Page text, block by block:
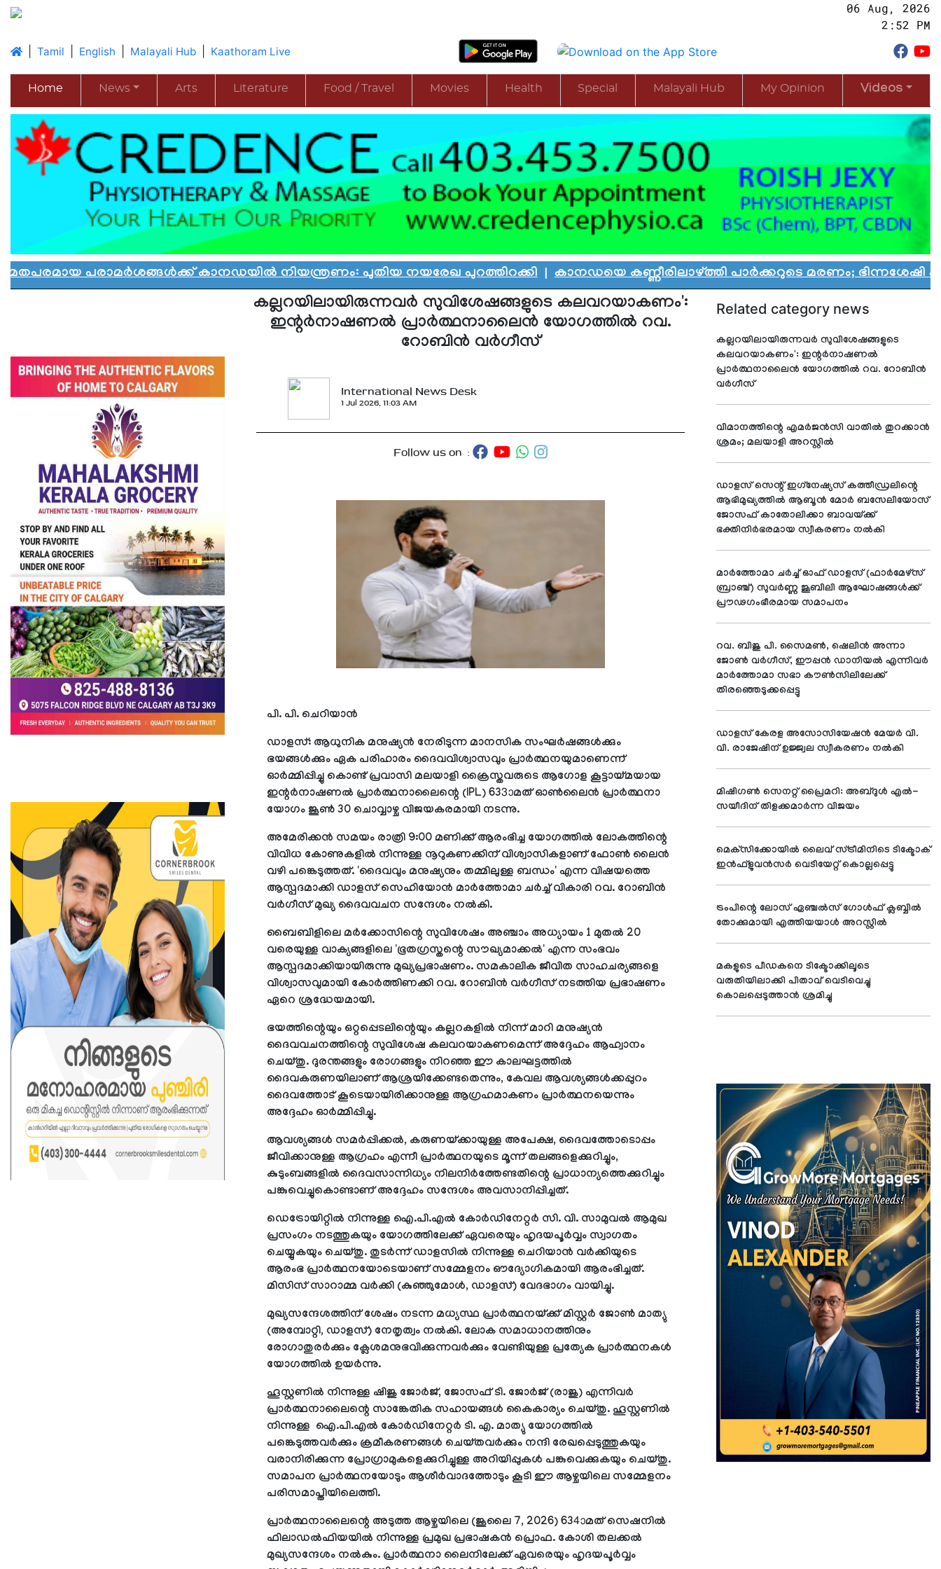
06 Aug, 2026
2:52 PM
|Tamil English Malayali Hub Kaathoram Live
Home News Arts Literature Food / Travel Movies Health Special Malayali Hub My Opinion Videos
കാനഡയിൽ നിയന്ത്രണം: പുതിയ നയരേഖ പുറത്തിറക്കി|കാനഡയെ കണ്ണീരിലാഴ്ത്തി പാർക്കറുടെ മരണം; ഭിന്നശേഷി
കല്ലറയിലായിരുന്നവര്‍ സുവിശേഷങ്ങളുടെ കലവറയാകണം':
ഇന്റര്‍നാഷണല്‍ പ്രാര്‍ത്ഥനാലൈന്‍ യോഗത്തില്‍ റവ.
റോബിന്‍ വര്‍ഗീസ്
International News Desk
1 Jul 2026, 11:03 AM
Follow us on :
പി. പി. ചെറിയാന്‍
ഡാളസ്: ആധുനിക മനുഷ്യന്‍ നേരിടുന്ന മാനസിക സംഘര്‍ഷങ്ങള്‍ക്കും
ഭയങ്ങള്‍ക്കും ഏക പരിഹാരം ദൈവവിശ്വാസവും പ്രാര്‍ത്ഥനയുമാണെന്ന്
ഓര്‍മ്മിപ്പിച്ചു കൊണ്ട് പ്രവാസി മലയാളി ക്രൈസ്തവരുടെ ആഗോള കൂട്ടായ്മയായ
ഇന്റര്‍നാഷണല്‍ പ്രാര്‍ത്ഥനാലൈന്റെ (IPL) 633ാമത് ഓണ്‍ലൈന്‍ പ്രാര്‍ത്ഥനാ
യോഗം ജൂണ്‍ 30 ചൊവ്വാഴ്ച വിജയകരമായി നടന്നു.
അമേരിക്കന്‍ സമയം രാത്രി 9:00 മണിക്ക് ആരംഭിച്ച യോഗത്തില്‍ ലോകത്തിന്റെ
വിവിധ കോണുകളില്‍ നിന്നുള്ള നൂറുകണക്കിന് വിശ്വാസികളാണ് ഫോണ്‍ ലൈന്‍
വഴി പങ്കെടുത്തത്. 'ദൈവവും മനുഷ്യനും തമ്മിലുള്ള ബന്ധം' എന്ന വിഷയത്തെ
ആസ്പദമാക്കി ഡാളസ് സെഹിയോന്‍ മാര്‍ത്തോമാ ചര്‍ച്ച് വികാരി റവ. റോബിന്‍
വര്‍ഗീസ് മുഖ്യ ദൈവവചന സന്ദേശം നല്‍കി.
ബൈബിളിലെ മര്‍ക്കോസിന്റെ സുവിശേഷം അഞ്ചാം അധ്യായം 1 മുതല്‍ 20
വരെയുള്ള വാക്യങ്ങളിലെ 'ഭൂതഗ്രസ്തന്റെ സൗഖ്യമാക്കല്‍' എന്ന സംഭവം
ആസ്പദമാക്കിയായിരുന്നു മുഖ്യപ്രഭാഷണം. സമകാലിക ജീവിത സാഹചര്യങ്ങളെ
വിശ്വാസവുമായി കോര്‍ത്തിണക്കി റവ. റോബിന്‍ വര്‍ഗീസ് നടത്തിയ പ്രഭാഷണം
ഏറെ ശ്രദ്ധേയമായി.
ഭയത്തിന്റെയും ഒറ്റപ്പെടലിന്റെയും കല്ലറകളില്‍ നിന്ന് മാറി മനുഷ്യന്‍
ദൈവവചനത്തിന്റെ സുവിശേഷ കലവറയാകണമെന്ന് അദ്ദേഹം ആഹ്വാനം
ചെയ്തു. ദുരന്തങ്ങളും രോഗങ്ങളും നിറഞ്ഞ ഈ കാലഘട്ടത്തില്‍
ദൈവകരുണയിലാണ് ആശ്രയിക്കേണ്ടതെന്നും, കേവല ആവശ്യങ്ങള്‍ക്കപ്പുറം
ദൈവത്തോട് കൂടെയായിരിക്കാനുള്ള ആഗ്രഹമാകണം പ്രാര്‍ത്ഥനയെന്നും
അദ്ദേഹം ഓര്‍മ്മിപ്പിച്ചു.
ആവശ്യങ്ങള്‍ സമര്‍പ്പിക്കല്‍, കരുണയ്ക്കായുള്ള അപേക്ഷ, ദൈവത്തോടൊപ്പം
ജീവിക്കാനുള്ള ആഗ്രഹം എന്നീ പ്രാര്‍ത്ഥനയുടെ മൂന്ന് തലങ്ങളെക്കുറിച്ചും,
കുടുംബങ്ങളില്‍ ദൈവസാന്നിധ്യം നിലനിര്‍ത്തേണ്ടതിന്റെ പ്രാധാന്യത്തെക്കുറിച്ചും
പങ്കുവെച്ചുകൊണ്ടാണ് അദ്ദേഹം സന്ദേശം അവസാനിപ്പിച്ചത്.
ഡെട്രോയിറ്റില്‍ നിന്നുള്ള ഐ.പി.എല്‍ കോര്‍ഡിനേറ്റര്‍ സി. വി. സാമുവല്‍ ആമുഖ
പ്രസംഗം നടത്തുകയും യോഗത്തിലേക്ക് ഏവരെയും ഹൃദയപൂര്‍വ്വം സ്വാഗതം
ചെയ്യുകയും ചെയ്തു. തുടര്‍ന്ന് ഡാളസില്‍ നിന്നുള്ള ചെറിയാന്‍ വര്‍ക്കിയുടെ
ആരംഭ പ്രാര്‍ത്ഥനയോടെയാണ് സമ്മേളനം ഔദ്യോഗികമായി ആരംഭിച്ചത്.
മിസിസ് സാറാമ്മ വര്‍ക്കി (കുഞ്ഞുമോള്‍, ഡാളസ്) വേദഭാഗം വായിച്ചു.
മുഖ്യസന്ദേശത്തിന് ശേഷം നടന്ന മധ്യസ്ഥ പ്രാര്‍ത്ഥനയ്ക്ക് മിസ്റ്റര്‍ ജോണ്‍ മാത്യു
(അമ്പോറ്റി, ഡാളസ്) നേതൃത്വം നല്‍കി. ലോക സമാധാനത്തിനും
രോഗാതുരര്‍ക്കും ക്ലേശമനുഭവിക്കുന്നവര്‍ക്കും വേണ്ടിയുള്ള പ്രത്യേക പ്രാര്‍ത്ഥനകള്‍
യോഗത്തില്‍ ഉയര്‍ന്നു.
ഹൂസ്റ്റണില്‍ നിന്നുള്ള ഷിജു ജോര്‍ജ്, ജോസഫ് ടി. ജോര്‍ജ് (രാജു) എന്നിവര്‍
പ്രാര്‍ത്ഥനാലൈന്റെ സാങ്കേതിക സഹായങ്ങള്‍ കൈകാര്യം ചെയ്തു. ഹൂസ്റ്റണില്‍
നിന്നുള്ള ഐ.പി.എല്‍ കോര്‍ഡിനേറ്റര്‍ ടി. എ. മാത്യു യോഗത്തില്‍
പങ്കെടുത്തവര്‍ക്കും ക്രമീകരണങ്ങള്‍ ചെയ്തവര്‍ക്കും നന്ദി രേഖപ്പെടുത്തുകയും
വരാനിരിക്കുന്ന പ്രോഗ്രാമുകളെക്കുറിച്ചുള്ള അറിയിപ്പുകള്‍ പങ്കുവെക്കുകയും ചെയ്തു.
സമാപന പ്രാര്‍ത്ഥനയോടും ആശീര്‍വാദത്തോടും കൂടി ഈ ആഴ്ചയിലെ സമ്മേളനം
പരിസമാപ്തിയിലെത്തി.
പ്രാര്‍ത്ഥനാലൈന്റെ അടുത്ത ആഴ്ചയിലെ (ജൂലൈ 7, 2026) 634ാമത് സെഷനില്‍
ഫിലാഡല്‍ഫിയയില്‍ നിന്നുള്ള പ്രമുഖ പ്രഭാഷകന്‍ പ്രൊഫ. കോശി തലക്കല്‍
മുഖ്യസന്ദേശം നല്‍കും. പ്രാര്‍ത്ഥനാ ലൈനിലേക്ക് ഏവരെയും ഹൃദയപൂര്‍വ്വം
Related category news
കല്ലറയിലായിരുന്നവര്‍ സുവിശേഷങ്ങളുടെ
കലവറയാകണം': ഇന്റര്‍നാഷണല്‍
പ്രാര്‍ത്ഥനാലൈന്‍ യോഗത്തില്‍ റവ. റോബിന്‍
വര്‍ഗീസ്
വിമാനത്തിന്റെ എമര്‍ജന്‍സി വാതില്‍ തുറക്കാന്‍
ശ്രമം; മലയാളി അറസ്റ്റില്‍
ഡാളസ് സെന്റ് ഇഗ്‌നേഷ്യസ് കത്തീഡ്രലിന്റെ
ആഭിമുഖ്യത്തില്‍ ആബൂന്‍ മോര്‍ ബസേലിയോസ്
ജോസഫ് കാതോലിക്കാ ബാവയ്ക്ക്
ഭക്തിനിര്‍ഭരമായ സ്വീകരണം നല്‍കി
മാര്‍ത്തോമാ ചര്‍ച്ച് ഓഫ് ഡാളസ് (ഫാര്‍മേഴ്സ്
ബ്രാഞ്ച്) സുവര്‍ണ്ണ ജൂബിലി ആഘോഷങ്ങള്‍ക്ക്
പ്രൗഢഗംഭീരമായ സമാപനം
റവ. ബിജു പി. സൈമണ്‍, ഷെലിന്‍ അന്നാ
ജോണ്‍ വര്‍ഗീസ്, ഈപ്പന്‍ ഡാനിയല്‍ എന്നിവര്‍
മാര്‍ത്തോമാ സഭാ കൗണ്‍സിലിലേക്ക്
തിരഞ്ഞെടുക്കപ്പെട്ടു
ഡാളസ് കേരള അസോസിയേഷന്‍ മേയര്‍ വി.
വി. രാജേഷിന് ഉജ്ജ്വല സ്വീകരണം നല്‍കി
മിഷിഗണ്‍ സെനറ്റ് പ്രൈമറി: അബ്ദുള്‍ എല്‍-
സയീദിന് തിളക്കമാര്‍ന്ന വിജയം
മെക്‌സിക്കോയില്‍ ലൈവ് സ്ട്രീമിനിടെ ടിക്ടോക്
ഇന്‍ഫ്‌ളുവന്‍സര്‍ വെടിയേറ്റ് കൊല്ലപ്പെട്ടു
ട്രംപിന്റെ ലോസ് ഏഞ്ചല്‍സ് ഗോള്‍ഫ് ക്ലബ്ബില്‍
തോക്കുമായി എത്തിയയാള്‍ അറസ്റ്റില്‍
മകളുടെ പീഡകനെ ടിക്ടോക്കിലൂടെ
വരുതിയിലാക്കി പിതാവ് വെടിവെച്ചു
കൊലപ്പെടുത്താന്‍ ശ്രമിച്ചു